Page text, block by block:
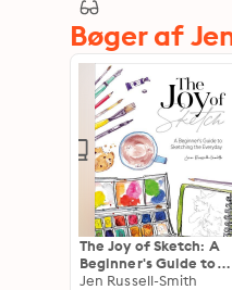
Bøger af
The Joy of Sketch: A
Beginner's Guide to
Sketching the
Jen Russell-Smith